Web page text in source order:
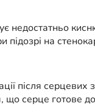
недостатньо
на
після
що серце готове